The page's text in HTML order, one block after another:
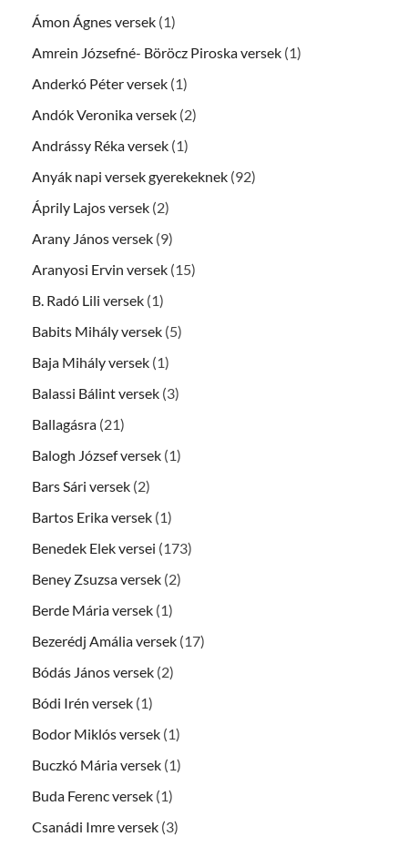
Ámon Ágnes versek (1)
Amrein Józsefné- Böröcz Piroska versek (1)
Anderkó Péter versek (1)
Andók Veronika versek (2)
Andrássy Réka versek (1)
Anyák napi versek gyerekeknek (92)
Áprily Lajos versek (2)
Arany János versek (9)
Aranyosi Ervin versek (15)
B. Radó Lili versek (1)
Babits Mihály versek (5)
Baja Mihály versek (1)
Balassi Bálint versek (3)
Ballagásra (21)
Balogh József versek (1)
Bars Sári versek (2)
Bartos Erika versek (1)
Benedek Elek versei (173)
Beney Zsuzsa versek (2)
Berde Mária versek (1)
Bezerédj Amália versek (17)
Bódás János versek (2)
Bódi Irén versek (1)
Bodor Miklós versek (1)
Buczkó Mária versek (1)
Buda Ferenc versek (1)
Csanádi Imre versek (3)